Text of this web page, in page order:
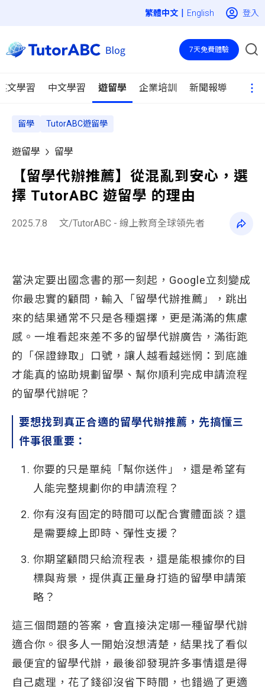
| English 登入
文學習 中文學習 遊留學 企業培訓 新聞報導
7天免費體驗
留學 TutorABC遊留學
遊留學 留學
【留學代辦推薦】從混亂到安心，選
擇 TutorABC 遊留學 的理由
2025.7.8 文/TutorABC - 線上教育全球領先者
當決定要出國念書的那一刻起，Google立刻變成
你最忠實的顧問，輸入「留學代辦推薦」，跳出
來的結果通常不只是各種選擇，更是滿滿的焦慮
感。一堆看起來差不多的留學代辦廣告，滿街跑
的「保證錄取」口號，讓人越看越迷惘：到底誰
才能真的協助規劃留學、幫你順利完成申請流程
的留學代辦呢？
要想找到真正合適的留學代辦推薦，先搞懂三
件事很重要：
你要的只是單純「幫你送件」，還是希望有
人能完整規劃你的申請流程？
你有沒有固定的時間可以配合實體面談？還
是需要線上即時、彈性支援？
你期望顧問只給流程表，還是能根據你的目
標與背景，提供真正量身打造的留學申請策
略？
這三個問題的答案，會直接決定哪一種留學代辦
適合你。很多人一開始沒想清楚，結果找了看似
最便宜的留學代辦，最後卻發現許多事情還是得
自己處理，花了錢卻沒省下時間，也錯過了更適